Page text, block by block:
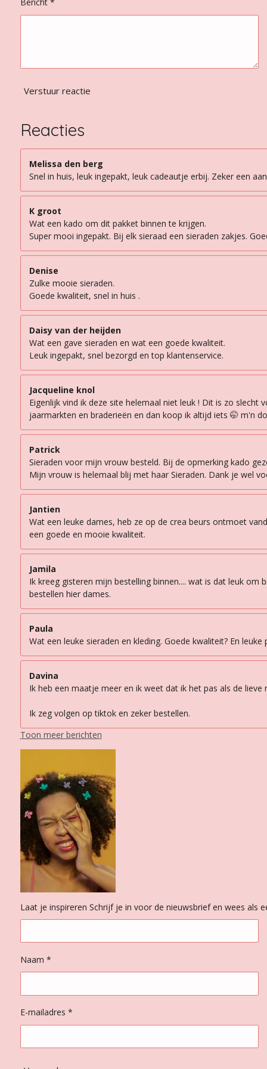
Verstuur reactie
Reacties
Melissa den berg
Snel in huis, leuk ingepakt, leuk cadeautje erbij. Zeker een
K groot
Wat een kado om dit pakket binnen te krijgen.
Super mooi ingepakt. Bij elk sieraad een sieraden zakjes.
Denise
Zulke mooie sieraden.
Goede kwaliteit, snel in huis .
Daisy van der heijden
Wat een gave sieraden en wat een goede kwaliteit.
Leuk ingepakt, snel bezorgd en top klantenservice.
Jacqueline knol
Eigenlijk vind ik deze site helemaal niet leuk ! Dit is zo
jaarmarkten en braderieën en dan koop ik altijd iets 🤭 m'n
Patrick
Sieraden voor mijn vrouw besteld. Bij de opmerking kado
Mijn vrouw is helemaal blij met haar Sieraden. Dank je wel
Jantien
Wat een leuke dames, heb ze op de crea beurs ontmoet
een goede en mooie kwaliteit.
Jamila
Ik kreeg gisteren mijn bestelling binnen.... wat is dat leuk
bestellen hier dames.
Paula
Wat een leuke sieraden en kleding. Goede kwaliteit? En
Davina
Ik heb een maatje meer en ik weet dat ik het pas als de
Ik zeg volgen op tiktok en zeker bestellen.
Toon meer berichten
Laat je inspireren Schrijf je in voor de nieuwsbrief en wees als
Naam *
E-mailadres *